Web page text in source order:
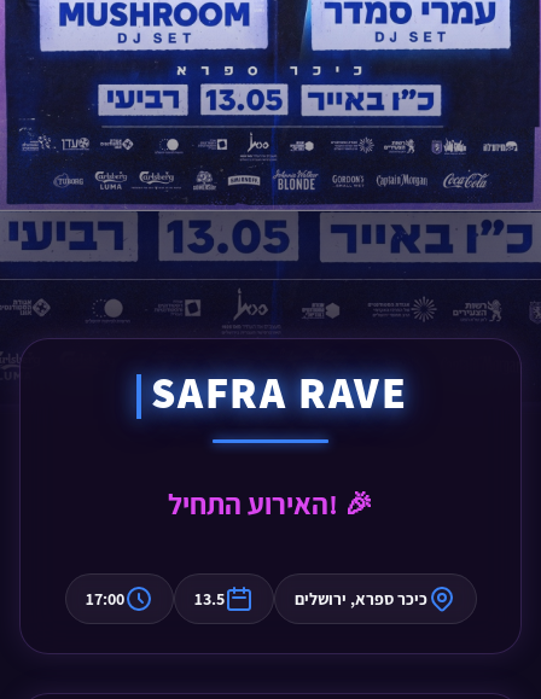
SAFRA RAVE
|
האירוע התחיל! 🎉
כיכר ספרא, ירושלים 13.5
17:00